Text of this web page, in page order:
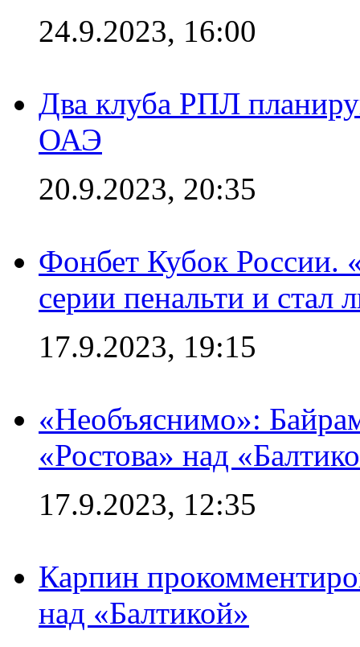
24.9.2023, 16:00
Два клуба РПЛ
ОАЭ
20.9.2023, 20:35
Фонбет Кубок России.
серии пенальти и стал
17.9.2023, 19:15
«Необъяснимо»:
«Ростова» над
17.9.2023, 12:35
Карпин
над «Балтикой»